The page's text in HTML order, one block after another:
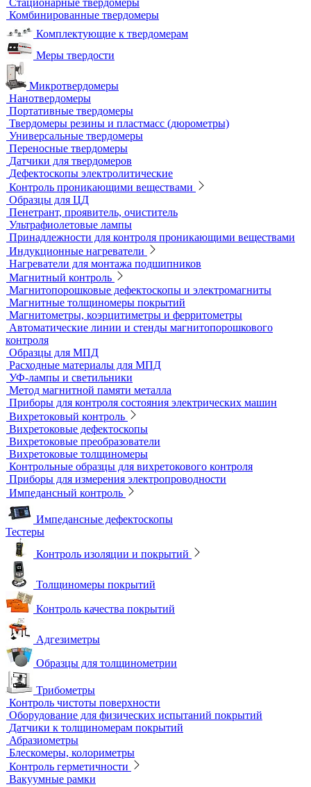
Химреактивы
Фиксаж для рентгеновской пленки
Принадлежности для рентгеновских аппаратов
Пауки, штативы для рентгеновских аппаратов
Твердометрия (контроль твердости)
Ультразвуковые твердомеры
Динамические твердомеры
Стационарные твердомеры
Комбинированные твердомеры
Комплектующие к твердомерам
Меры твердости
Микротвердомеры
Нанотвердомеры
Портативные твердомеры
Твердомеры резины и пластмасс (дюрометры)
Универсальные твердомеры
Переносные твердомеры
Датчики для твердомеров
Дефектоскопы электролитические
Контроль проникающими веществами
Образцы для ЦД
Пенетрант, проявитель, очиститель
Ультрафиолетовые лампы
Принадлежности для контроля проникающими веществами
Индукционные нагреватели
Нагреватели для монтажа подшипников
Магнитный контроль
Магнитопорошковые дефектоскопы и электромагниты
Магнитные толщиномеры покрытий
Магнитометры, коэрцитиметры и ферритометры
Автоматические линии и стенды магнитопорошкового
контроля
Образцы для МПД
Расходные материалы для МПД
УФ-лампы и светильники
Метод магнитной памяти металла
Приборы для контроля состояния электрических машин
Вихретоковый контроль
Вихретоковые дефектоскопы
Вихретоковые преобразователи
Вихретоковые толщиномеры
Контрольные образцы для вихретокового контроля
Приборы для измерения электропроводности
Импедансный контроль
Импедансные дефектоскопы
Тестеры
Контроль изоляции и покрытий
Толщиномеры покрытий
Контроль качества покрытий